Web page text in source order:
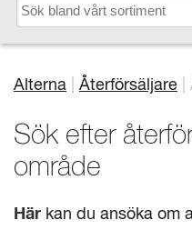
Main navigation
Produkter
Serier
Rita ditt badrum
Mitt badrum
Länkstig
Alterna Återförsäljare
Sök efter
område
Här kan du ansöka om